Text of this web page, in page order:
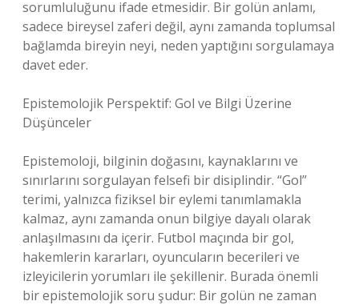
sorumluluğunu ifade etmesidir. Bir golün anlamı,
sadece bireysel zaferi değil, aynı zamanda toplumsal
bağlamda bireyin neyi, neden yaptığını sorgulamaya
davet eder.
Epistemolojik Perspektif: Gol ve Bilgi Üzerine
Düşünceler
Epistemoloji, bilginin doğasını, kaynaklarını ve
sınırlarını sorgulayan felsefi bir disiplindir. “Gol”
terimi, yalnızca fiziksel bir eylemi tanımlamakla
kalmaz, aynı zamanda onun bilgiye dayalı olarak
anlaşılmasını da içerir. Futbol maçında bir gol,
hakemlerin kararları, oyuncuların becerileri ve
izleyicilerin yorumları ile şekillenir. Burada önemli
bir epistemolojik soru şudur: Bir golün ne zaman